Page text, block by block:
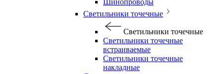
Шинопроводы
Светильники точечные
Светильники точечные
Светильники точечные
встраиваемые
Светильники точечные
накладные